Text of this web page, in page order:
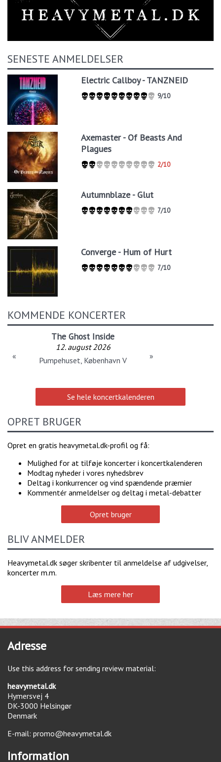
SENESTE ANMELDELSER
Electric Callboy - TANZNEID
9/10
Axemaster - Of Beasts And
Plagues
2/10
Autumnblaze - Glut
7/10
Converge - Hum of Hurt
7/10
KOMMENDE KONCERTER
The Ghost Inside
12. august 2026
Pumpehuset, København V
« »
Se hele koncertkalenderen
OPRET BRUGER
Opret en gratis heavymetal.dk-profil og få:
Mulighed for at tilføje koncerter i koncertkalenderen
Modtag nyheder i vores nyhedsbrev
Deltag i konkurrencer og vind spændende præmier
Kommentér anmeldelser og deltag i metal-debatter
Opret bruger
BLIV ANMELDER
Heavymetal.dk søger skribenter til anmeldelse af udgivelser,
koncerter m.m.
Læs mere her
Adresse
Use this address for sending review material:
heavymetal.dk
Hymersvej 4
DK-3000 Helsingør
Denmark
E-mail: promo@heavymetal.dk
Information